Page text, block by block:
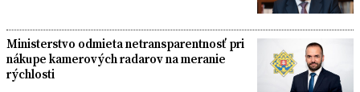
Ministerstvo odmieta netransparentnosť pri
nákupe kamerových radarov na meranie
rýchlosti